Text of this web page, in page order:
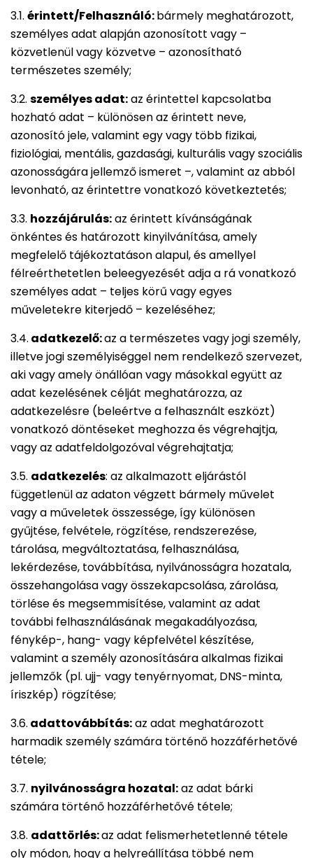
3.1. érintett/Felhasználó:bármely meghatározott,
személyes adat alapján azonosított vagy –
közvetlenül vagy közvetve – azonosítható
természetes személy;
3.2. személyes adat:az érintettel kapcsolatba
hozható adat – különösen az érintett neve,
azonosító jele, valamint egy vagy több fizikai,
fiziológiai, mentális, gazdasági, kulturális vagy szociális
azonosságára jellemző ismeret –, valamint az abból
levonható, az érintettre vonatkozó következtetés;
3.3. hozzájárulás:az érintett kívánságának
önkéntes és határozott kinyilvánítása, amely
megfelelő tájékoztatáson alapul, és amellyel
félreérthetetlen beleegyezését adja a rá vonatkozó
személyes adat – teljes körű vagy egyes
műveletekre kiterjedő – kezeléséhez;
3.4. adatkezelő:az a természetes vagy jogi személy,
illetve jogi személyiséggel nem rendelkező szervezet,
aki vagy amely önállóan vagy másokkal együtt az
adat kezelésének célját meghatározza, az
adatkezelésre (beleértve a felhasznált eszközt)
vonatkozó döntéseket meghozza és végrehajtja,
vagy az adatfeldolgozóval végrehajtatja;
3.5. adatkezelés: az alkalmazott eljárástól
függetlenül az adaton végzett bármely művelet
vagy a műveletek összessége, így különösen
gyűjtése, felvétele, rögzítése, rendszerezése,
tárolása, megváltoztatása, felhasználása,
lekérdezése, továbbítása, nyilvánosságra hozatala,
összehangolása vagy összekapcsolása, zárolása,
törlése és megsemmisítése, valamint az adat
további felhasználásának megakadályozása,
fénykép-, hang- vagy képfelvétel készítése,
valamint a személy azonosítására alkalmas fizikai
jellemzők (pl. ujj- vagy tenyérnyomat, DNS-minta,
íriszkép) rögzítése;
3.6. adattovábbítás:az adat meghatározott
harmadik személy számára történő hozzáférhetővé
tétele;
3.7. nyilvánosságra hozatal:az adat bárki
számára történő hozzáférhetővé tétele;
3.8. adattörlés:az adat felismerhetetlenné tétele
oly módon, hogy a helyreállítása többé nem